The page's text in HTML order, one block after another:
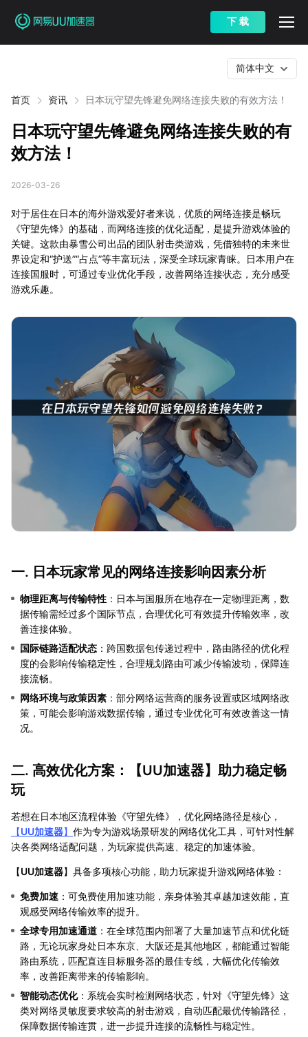
下 载
首页 资讯 日本玩守望先锋避免网络连接失败的有效方法！
简体中文
日本玩守望先锋避免网络连接失败的有
效方法！
2026-03-26
对于居住在日本的海外游戏爱好者来说，优质的网络连接是畅玩
《守望先锋》的基础，而网络连接的优化适配，是提升游戏体验的
关键。这款由暴雪公司出品的团队射击类游戏，凭借独特的未来世
界设定和“护送”“占点”等丰富玩法，深受全球玩家青睐。日本用户在
连接国服时，可通过专业优化手段，改善网络连接状态，充分感受
游戏乐趣。
一. 日本玩家常见的网络连接影响因素分析
物理距离与传输特性 ：日本与国服所在地存在一定物理距离，数
据传输需经过多个国际节点，合理优化可有效提升传输效率，改
善连接体验。
国际链路适配状态 ：跨国数据包传递过程中，路由路径的优化程
度的会影响传输稳定性，合理规划路由可减少传输波动，保障连
接流畅。
网络环境与政策因素 ：部分网络运营商的服务设置或区域网络政
策，可能会影响游戏数据传输，通过专业优化可有效改善这一情
况。
二. 高效优化方案：【UU加速器】助力稳定畅
玩
若想在日本地区流程体验《守望先锋》，优化网络路径是核心，
【UU加速器】 作为专为游戏场景研发的网络优化工具，可针对性解
决各类网络适配问题，为玩家提供高速、稳定的加速体验。
【UU加速器】具备多项核心功能，助力玩家提升游戏网络体验：
免费加速 ：可免费使用加速功能，亲身体验其卓越加速效能，直
观感受网络传输效率的提升。
全球专用加速通道 ：在全球范围内部署了大量加速节点和优化链
路，无论玩家身处日本东京、大阪还是其他地区，都能通过智能
路由系统，匹配直连目标服务器的最佳专线，大幅优化传输效
率，改善距离带来的传输影响。
智能动态优化：系统会实时检测网络状态，针对《守望先锋》这
类对网络灵敏度要求较高的射击游戏，自动匹配最优传输路径，
保障数据传输连贯，进一步提升连接的流畅性与稳定性。